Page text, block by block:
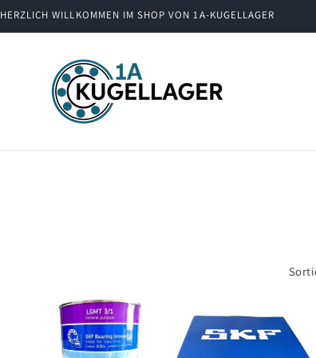
HERZLICH WILLKOMMEN IM SHOP VON 1A-KUGELLAGER